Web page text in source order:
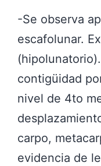
-Se observa
escafolunar.
contigüidad
nivel de 4to
carpo,
evidencia de